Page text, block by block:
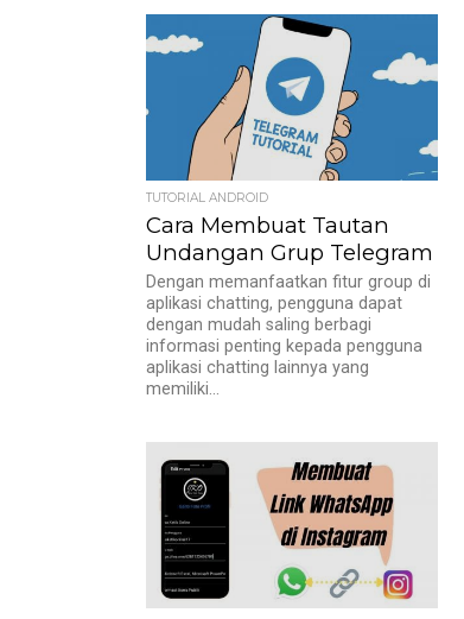
TUTORIAL ANDROID
Cara Membuat Tautan
Undangan Grup Telegram
Dengan memanfaatkan fitur group di
aplikasi chatting, pengguna dapat
dengan mudah saling berbagi
informasi penting kepada pengguna
aplikasi chatting lainnya yang
memiliki...